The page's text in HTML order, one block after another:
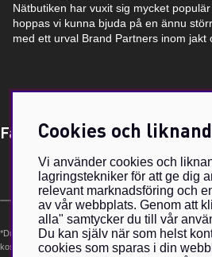
Nätbutiken har vuxit sig mycket
hoppas vi kunna bjuda på en ännu
med ett urval Brand Partners inom jakt
Få Magasin Vildmarken direkt
postadress
*Du kan även få erbjudanden och nyheter från
kostnadsfri och kan avslutas när som helst.
Cookies och
Vi använder cookies och
lagringstekniker för att ge dig
relevant marknadsföring och
av vår webbplats. Genom att
alla" samtycker du till vår
Du kan själv när som helst
cookies som sparas i din